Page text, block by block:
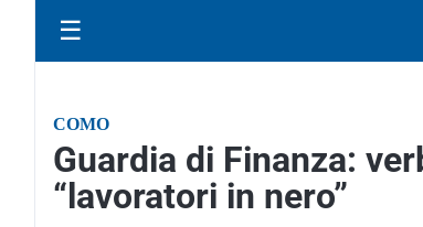
☰
COMO
Guardia di Finanza:
“lavoratori in nero”